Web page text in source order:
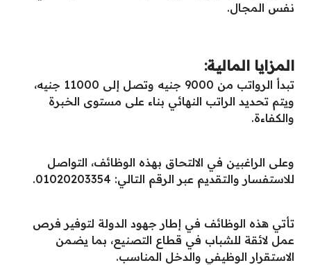
نفس المجال.
المزايا المالية:
تبدأ الرواتب من 9000 جنيه وتصل إلى 11000 جنيه،
ويتم تحديد الراتب النهائي بناء على مستوى الخبرة
والكفاءة.
وعلى الراغبين في الالتحاق بهذه الوظائف، التواصل
للاستفسار والتقديم عبر الرقم التالي: 01020203354.
تأتي هذه الوظائف في إطار جهود الدولة لتوفير فرص
عمل لائقة للشباب في قطاع التصنيع، بما يضمن
الاستقرار الوظيفي والدخل المناسب.